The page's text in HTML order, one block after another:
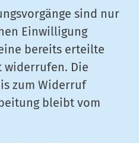
sind nur
Einwilligung
bereits erteilte
widerrufen. Die
zum Widerruf
bleibt vom